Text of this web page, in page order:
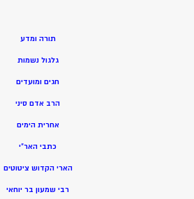
תורה ומדע
גלגול נשמות
חגים ומועדים
הרב אדם סיני
אחרית הימים
כתבי האר”י
הארי הקדוש ציטוטים
רבי שמעון בר יוחאי